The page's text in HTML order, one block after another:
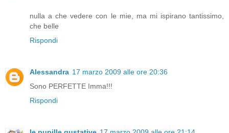
nulla a che vedere con le mie, ma mi ispirano tantissimo,
che belle
Rispondi
Alessandra 17 marzo 2009 alle ore 20:36
Sono PERFETTE Imma!!!
Rispondi